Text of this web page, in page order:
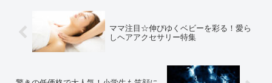
ママ注目☆伸びゆくベビーを彩る！愛ら
しヘアアクセサリー特集